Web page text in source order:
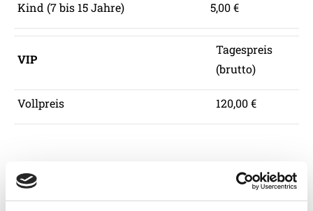
Kind (7 bis 15 Jahre) 5,00 €
VIP
Tagespreis
(brutto)
Vollpreis 120,00 €
Da die Umbauarbeiten im BWT Oberösterreichische